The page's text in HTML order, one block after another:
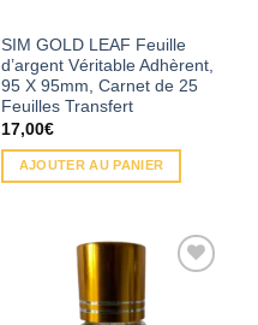
SIM GOLD LEAF Feuille
d’argent Véritable Adhèrent,
95 X 95mm, Carnet de 25
Feuilles Transfert
17,00€
AJOUTER AU PANIER